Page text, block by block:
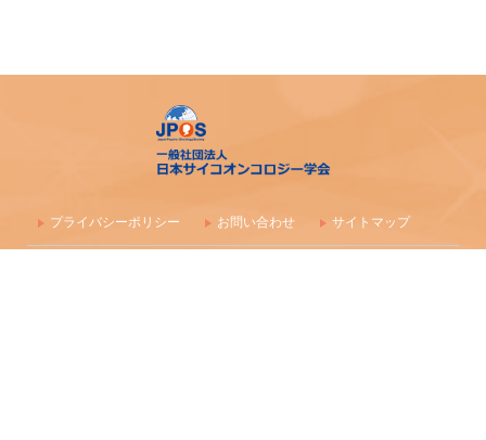
プライバシーポリシー お問い合わせ サイトマップ